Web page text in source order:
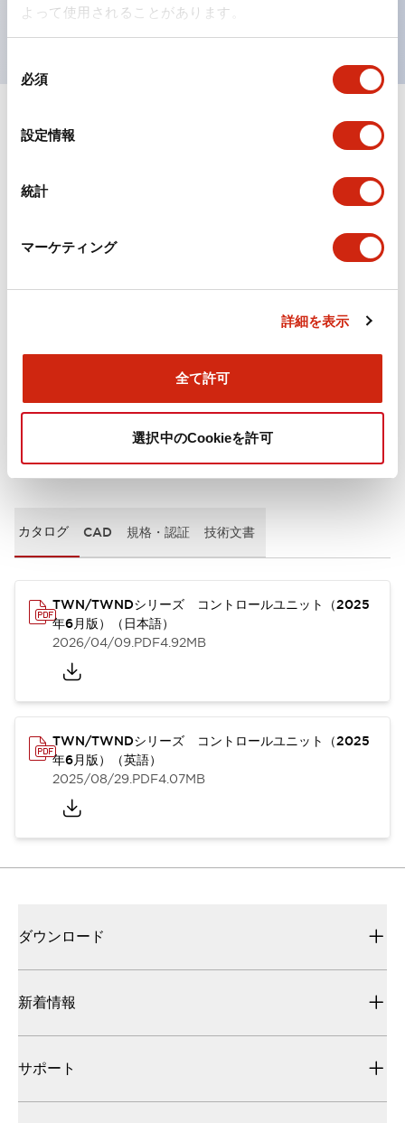
よって使用されることがあります。
必須
設定情報
統計
マーケティング
詳細を表示
全て許可
選択中のCookieを許可
UL、CSA、TÜV、CCC認証品。
仕様 すべて展開+
ドキュメントとファイル
カタログ CAD 規格・認証 技術文書
TWN/TWNDシリーズ コントロールユニット（2025
年6月版）（日本語）
2026/04/09.PDF4.92MB
TWN/TWNDシリーズ コントロールユニット（2025
年6月版）（英語）
2025/08/29.PDF4.07MB
ダウンロード
新着情報
サポート